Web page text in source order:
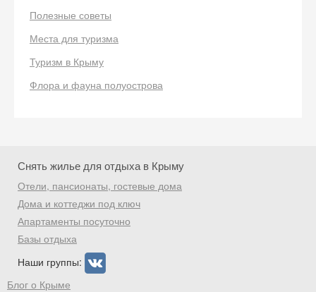
Полезные советы
Места для туризма
Туризм в Крыму
Флора и фауна полуострова
Снять жилье для отдыха в Крыму
Отели, пансионаты, гостевые дома
Дома и коттеджи под ключ
Апартаменты посуточно
Базы отдыха
Наши группы:
Блог о Крыме